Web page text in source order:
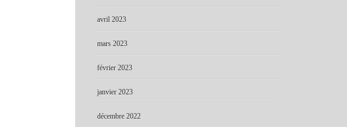
avril 2023
mars 2023
février 2023
janvier 2023
décembre 2022